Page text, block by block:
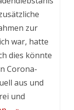
zur
war, hatte
dies könnte
Corona-
aus und
und